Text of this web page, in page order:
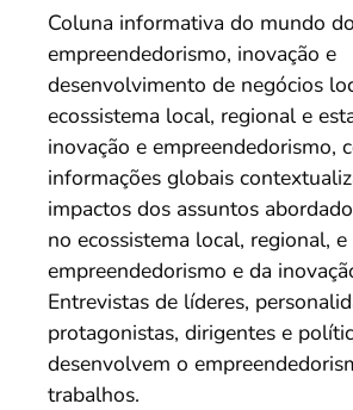
Coluna informativa do mundo do
empreendedorismo, inovação e
desenvolvimento de negócios
ecossistema local, regional e
inovação e empreendedorismo,
informações globais
impactos dos assuntos
no ecossistema local, regional,
empreendedorismo e da
Entrevistas de líderes,
protagonistas, dirigentes e
desenvolvem o
trabalhos.